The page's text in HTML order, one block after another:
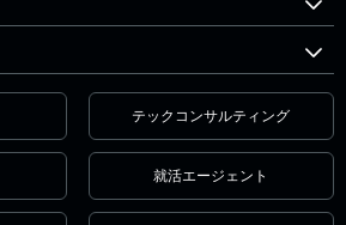
テックコンサルティング
就活エージェント